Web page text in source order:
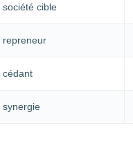
société cible
repreneur
cédant
synergie